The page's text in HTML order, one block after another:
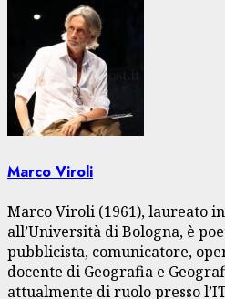
Marco Viroli
Marco Viroli (1961), laureato
all’Università di Bologna, è
pubblicista, comunicatore,
docente di Geografia e
attualmente di ruolo presso